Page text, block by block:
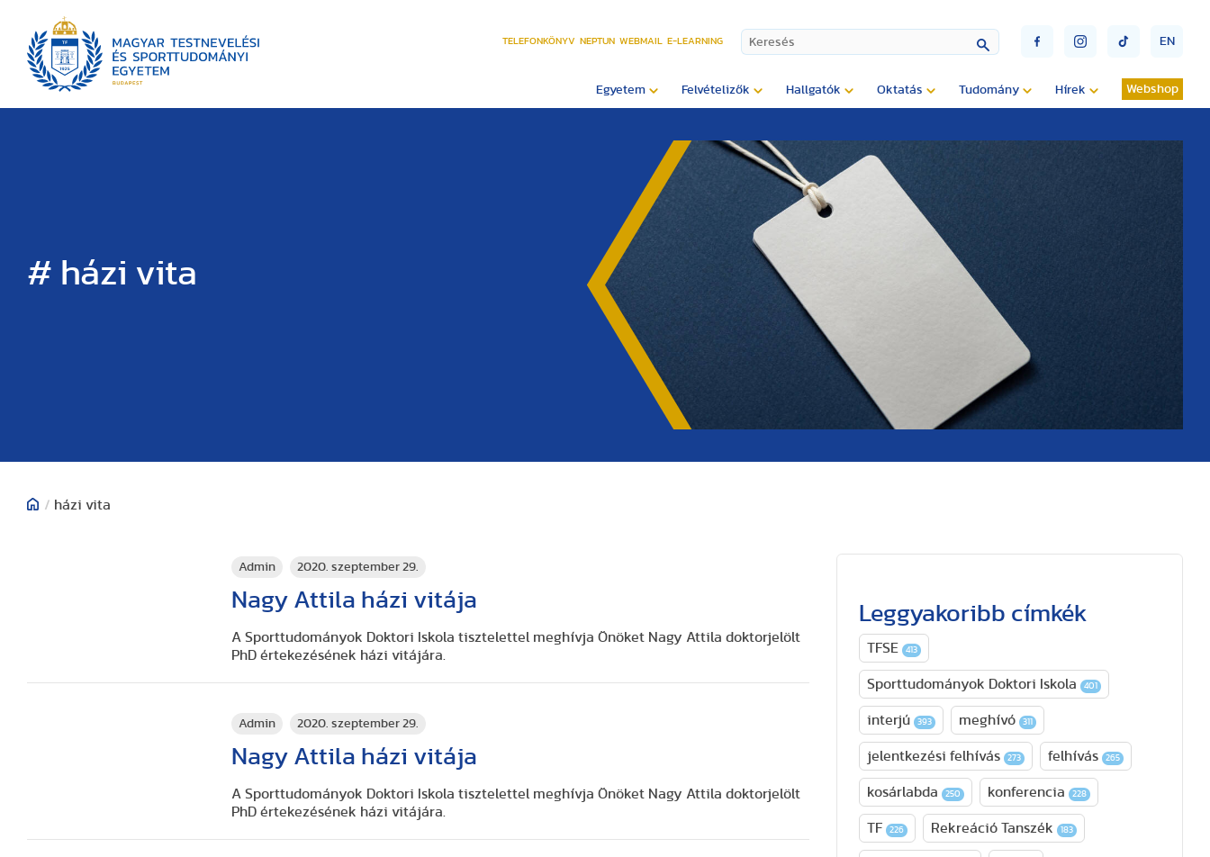
TELEFONKÖNYV NEPTUN WEBMAIL E-LEARNING EN
Egyetem Felvételizők Hallgatók Oktatás Tudomány Hírek Webshop
# házi vita
/ házi vita
Admin 2020. szeptember 29.
Nagy Attila házi vitája
A Sporttudományok Doktori Iskola tisztelettel meghívja Önöket Nagy Attila doktorjelölt
PhD értekezésének házi vitájára.
Admin 2020. szeptember 29.
Nagy Attila házi vitája
A Sporttudományok Doktori Iskola tisztelettel meghívja Önöket Nagy Attila doktorjelölt
PhD értekezésének házi vitájára.
Leggyakoribb címkék
TFSE 413
Sporttudományok Doktori Iskola 401
interjú 393 meghívó 311
jelentkezési felhívás 273 felhívás 265
kosárlabda 250 konferencia 228
TF 226 Rekreáció Tanszék 183